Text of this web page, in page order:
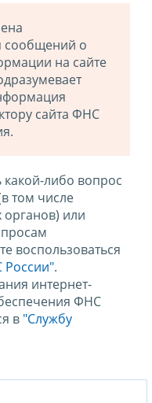
сообщений о
на сайте
сайта ФНС
либо вопрос
том числе
или
воспользоваться
России".
интернет-
ФНС
в "Службу